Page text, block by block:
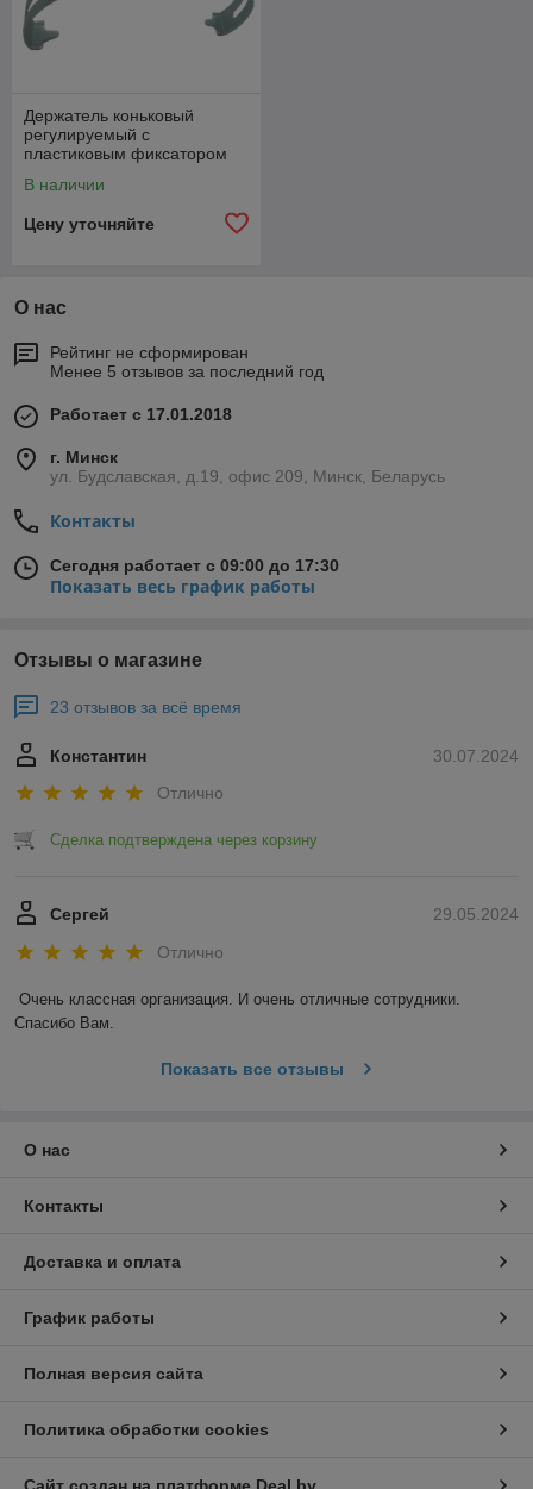
Держатель коньковый
регулируемый с
пластиковым фиксатором
В наличии
Цену уточняйте
О нас
Рейтинг не сформирован
Менее 5 отзывов за последний год
Работает с 17.01.2018
г. Минск
ул. Будславская, д.19, офис 209, Минск, Беларусь
Контакты
Сегодня работает с 09:00 до 17:30
Показать весь график работы
Отзывы о магазине
23 отзывов за всё время
30.07.2024
Константин
Отлично
Сделка подтверждена через корзину
29.05.2024
Сергей
Отлично
Очень классная организация. И очень отличные сотрудники.
Спасибо Вам.
Показать все отзывы
О нас
Контакты
Доставка и оплата
График работы
Полная версия сайта
Политика обработки cookies
Сайт создан на платформе Deal.by